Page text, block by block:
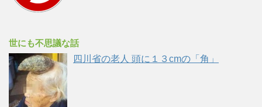
世にも不思議な話
四川省の老人 頭に１３cmの「角」